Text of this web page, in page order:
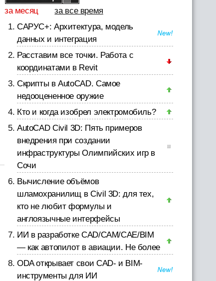
за месяц
за все время
САРУС+: Архитектура, модель
данных и интеграция
Расставим все точки. Работа с
координатами в Revit
Скрипты в AutoCAD. Самое
недооцененное оружие
Кто и когда изобрел электромобиль?
AutoCAD Civil 3D: Пять примеров
внедрения при создании
инфраструктуры Олимпийских игр в
Сочи
Вычисление объёмов
шламохранилищ в Civil 3D: для тех,
кто не любит формулы и
англоязычные интерфейсы
ИИ в разработке CAD/CAM/CAE/BIM
— как автопилот в авиации. Не более
ODA открывает свои CAD- и BIM-
инструменты для ИИ